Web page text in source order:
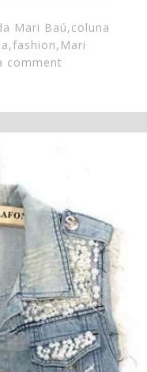
Mari Baú,coluna
,fashion, Mari
comment